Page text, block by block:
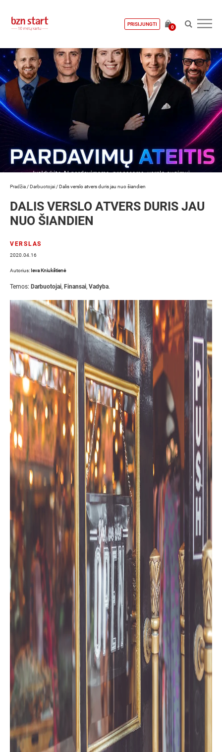
PRISIJUNGTI
0
Pradžia /Darbuotojai /Dalis verslo atvers duris jau nuo šiandien
DALIS VERSLO ATVERS DURIS JAU
NUO ŠIANDIEN
VERSLAS
2020.04.16
Autorius: Ieva Kniukštienė
Temos: Darbuotojai, Finansai, Vadyba.